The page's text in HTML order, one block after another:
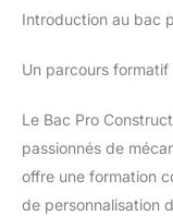
Introduction au bac
Un parcours formatif
Le Bac Pro
passionnés de
offre une formation
de personnalisation